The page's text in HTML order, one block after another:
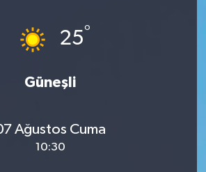
25°
Güneşli
Ağustos Cuma
10:30